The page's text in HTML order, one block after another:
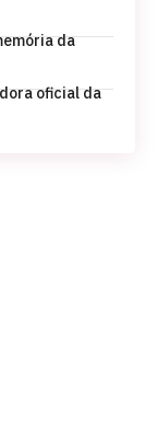
da
oficial da